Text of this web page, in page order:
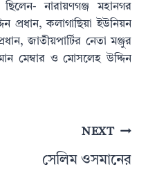
নারায়ণগঞ্জ মহানগর
প্রধান, কলাগাছিয়া ইউনিয়ন
জাতীয়পার্টির নেতা মঞ্জুর
মেম্বার ও মোসলেহ উদ্দিন
NEXT
সেলিম ওসমানের